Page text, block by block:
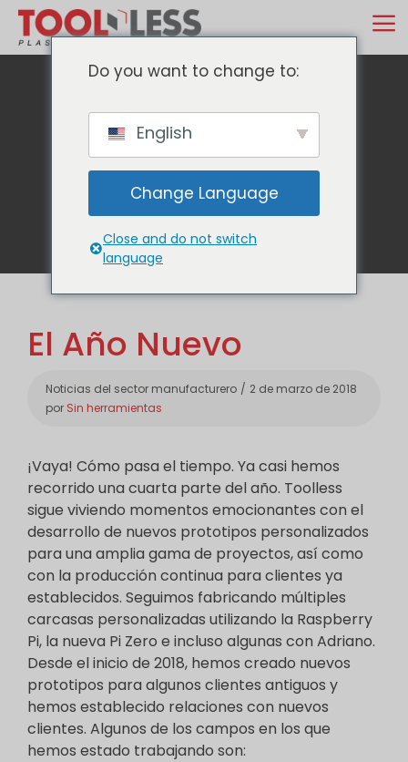
contenido
Blog
El Año Nuevo
Categorías
Noticias del sector manufacturero
2 de marzo de 2018
por Sin herramientas
¡Vaya! Cómo pasa el tiempo. Ya casi hemos
recorrido una cuarta parte del año. Toolless
sigue viviendo momentos emocionantes con el
desarrollo de nuevos prototipos personalizados
para una amplia gama de proyectos, así como
con la producción continua para clientes ya
establecidos. Seguimos fabricando múltiples
carcasas personalizadas utilizando la Raspberry
Pi, la nueva Pi Zero e incluso algunas con Adriano.
Desde el inicio de 2018, hemos creado nuevos
prototipos para algunos clientes antiguos y
hemos establecido relaciones con nuevos
clientes. Algunos de los campos en los que
hemos estado trabajando son:
Do you want to change to:
English
Change Language
Close and do not switch
language